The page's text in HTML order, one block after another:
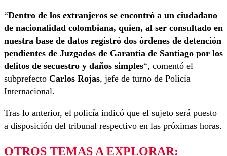
“Dentro de los extranjeros se encontró a un ciudadano
de nacionalidad colombiana, quien, al ser consultado en
nuestra base de datos registró dos órdenes de detención
pendientes de Juzgados de Garantía de Santiago por los
delitos de secuestro y daños simples“, comentó el
subprefecto Carlos Rojas, jefe de turno de Policía
Internacional.
Tras lo anterior, el policía indicó que el sujeto será puesto
a disposición del tribunal respectivo en las próximas horas.
OTROS TEMAS A EXPLORAR: